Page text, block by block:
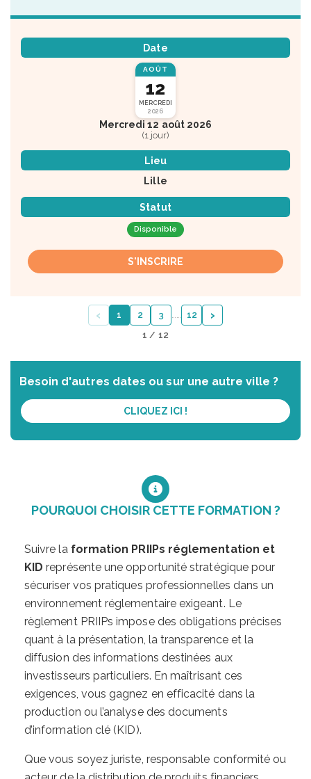
Date
AOÛT
12
MERCREDI
2026
Mercredi 12 août 2026
(1 jour)
Lieu
Lille
Statut
Disponible
S'INSCRIRE
‹ 1 2 3 …… 12 ›
1 / 12
Besoin d'autres dates ou sur une autre ville ?
CLIQUEZ ICI !
POURQUOI CHOISIR CETTE FORMATION ?
Suivre la formation PRIIPs réglementation et
KID représente une opportunité stratégique pour
sécuriser vos pratiques professionnelles dans un
environnement réglementaire exigeant. Le
règlement PRIIPs impose des obligations précises
quant à la présentation, la transparence et la
diffusion des informations destinées aux
investisseurs particuliers. En maîtrisant ces
exigences, vous gagnez en efficacité dans la
production ou l’analyse des documents
d’information clé (KID).
Que vous soyez juriste, responsable conformité ou